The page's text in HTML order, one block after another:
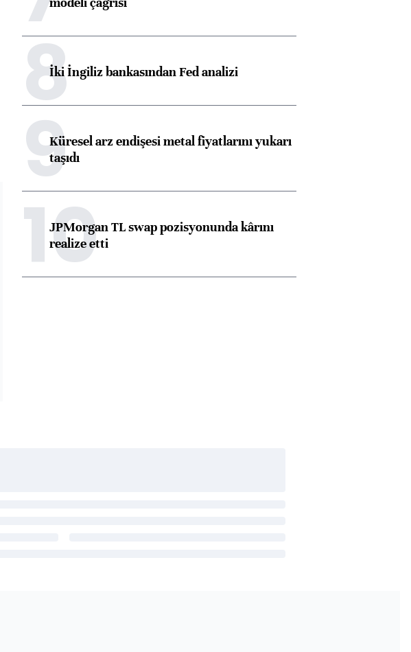
8İki İngiliz bankasından Fed analizi
9Küresel arz endişesi metal fiyatlarını yukarı
taşıdı
10
JPMorgan TL swap pozisyonunda kârını
realize etti